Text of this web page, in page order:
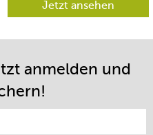
Jetzt ansehen
anmelden und